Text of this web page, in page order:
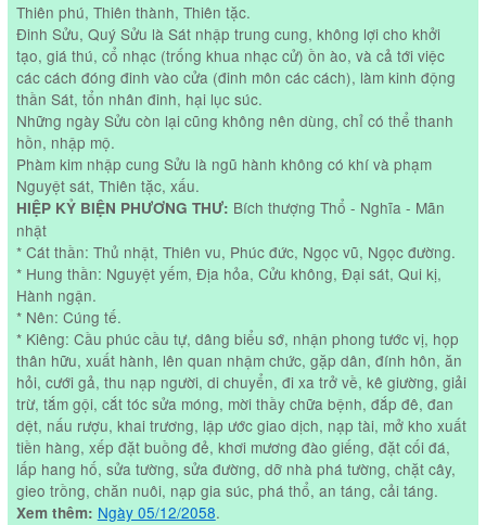
Thiên phú, Thiên thành, Thiên tặc.
Đinh Sửu, Quý Sửu là Sát nhập trung cung, không lợi cho khởi
tạo, giá thú, cổ nhạc (trống khua nhạc cử) ồn ào, và cả tới việc
các cách đóng đinh vào cửa (đinh môn các cách), làm kinh động
thần Sát, tổn nhân đinh, hại lục súc.
Những ngày Sửu còn lại cũng không nên dùng, chỉ có thể thanh
hồn, nhập mộ.
Phàm kim nhập cung Sửu là ngũ hành không có khí và phạm
Nguyệt sát, Thiên tặc, xấu.
HIỆP KỶ BIỆN PHƯƠNG THƯ: Bích thượng Thổ - Nghĩa - Mãn
nhật
* Cát thần: Thủ nhật, Thiên vu, Phúc đức, Ngọc vũ, Ngọc đường.
* Hung thần: Nguyệt yếm, Địa hỏa, Cửu không, Đại sát, Qui kị,
Hành ngận.
* Nên: Cúng tế.
* Kiêng: Cầu phúc cầu tự, dâng biểu sớ, nhận phong tước vị, họp
thân hữu, xuất hành, lên quan nhậm chức, gặp dân, đính hôn, ăn
hỏi, cưới gả, thu nạp người, di chuyển, đi xa trở về, kê giường, giải
trừ, tắm gội, cắt tóc sửa móng, mời thầy chữa bệnh, đắp đê, đan
dệt, nấu rượu, khai trương, lập ước giao dịch, nạp tài, mở kho xuất
tiền hàng, xếp đặt buồng đẻ, khơi mương đào giếng, đặt cối đá,
lấp hang hố, sửa tường, sửa đường, dỡ nhà phá tường, chặt cây,
gieo trồng, chăn nuôi, nạp gia súc, phá thổ, an táng, cải táng.
Xem thêm: Ngày 05/12/2058.